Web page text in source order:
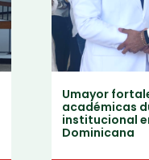
Umayor
académicas
institucional
Dominicana